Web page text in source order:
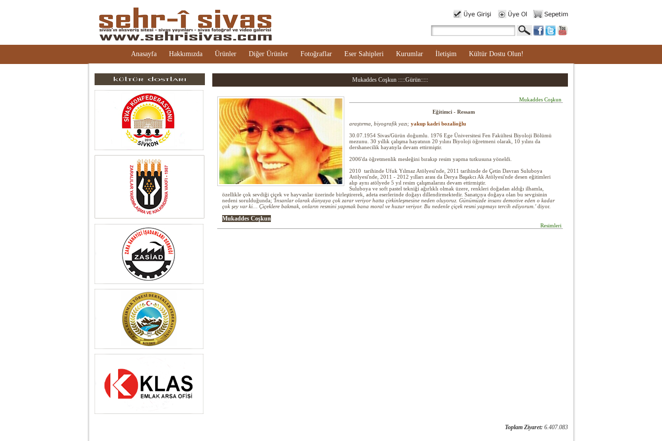
Anasayfa Hakkımızda Ürünler Diğer Ürünler Fotoğraflar Eser Sahipleri Kurumlar İletişim Kültür Dostu Olun!
Mukaddes Coşkun :::::Gürün:::::
Mukaddes Coşkun
Eğitimci - Ressam
araştırma, biyografik yazı; yakup kadri bozalioğlu
30.07.1954 Sivas/Gürün doğumlu. 1976 Ege Üniversitesi Fen Fakültesi Biyoloji Bölümü
mezunu. 30 yıllık çalışma hayatının 20 yılını Biyoloji öğretmeni olarak, 10 yılını da
dershanecilik hayatıyla devam ettirmiştir.
2006'da öğretmenlik mesleğini bırakıp resim yapma tutkusuna yöneldi.
2010 tarihinde Ufuk Yılmaz Atölyesi'nde, 2011 tarihinde de Çetin Davran Suluboya
Atölyesi'nde, 2011 - 2012 yılları arası da Derya Başakcı Ak Atölyesi'nde desen eğitimleri
alıp aynı atölyede 5 yıl resim çalışmalarını devam ettirmiştir.
Suluboya ve soft pastel tekniği ağırlıklı olmak üzere, renkleri doğadan aldığı ilhamla,
özellikle çok sevdiği çiçek ve hayvanlar üzerinde birleştirerek, adeta eserlerinde doğayı dillendirmektedir. Sanatçıya doğaya olan bu sevgisinin
nedeni sorulduğunda; 'İnsanlar olarak dünyaya çok zarar veriyor hatta çirkinleşmesine neden oluyoruz. Günümüzde insanı demotive eden o kadar
çok şey var ki… Çiçeklere bakmak, onların resmini yapmak bana moral ve huzur veriyor. Bu nedenle çiçek resmi yapmayı tercih ediyorum.'diyor.
Mukaddes Coşkun
Resimleri
Toplam Ziyaret: 6.407.083